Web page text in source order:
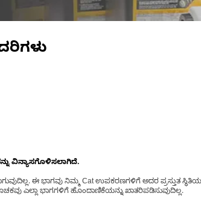
ವಿನ್ಯಾಸಗೊಳಿಸಲಾಗಿದೆ.
ಈ ಭಾಗವು ನಿಮ್ಮ Cat ಉಪಕರಣಗಳಿಗೆ ಅದರ ಪ್ರಸ್ತುತ
ಎಲ್ಲಾ ಭಾಗಗಳಿಗೆ ಹೊಂದಾಣಿಕೆಯನ್ನು ಖಾತರಿಪಡಿಸುವುದಿಲ್ಲ.